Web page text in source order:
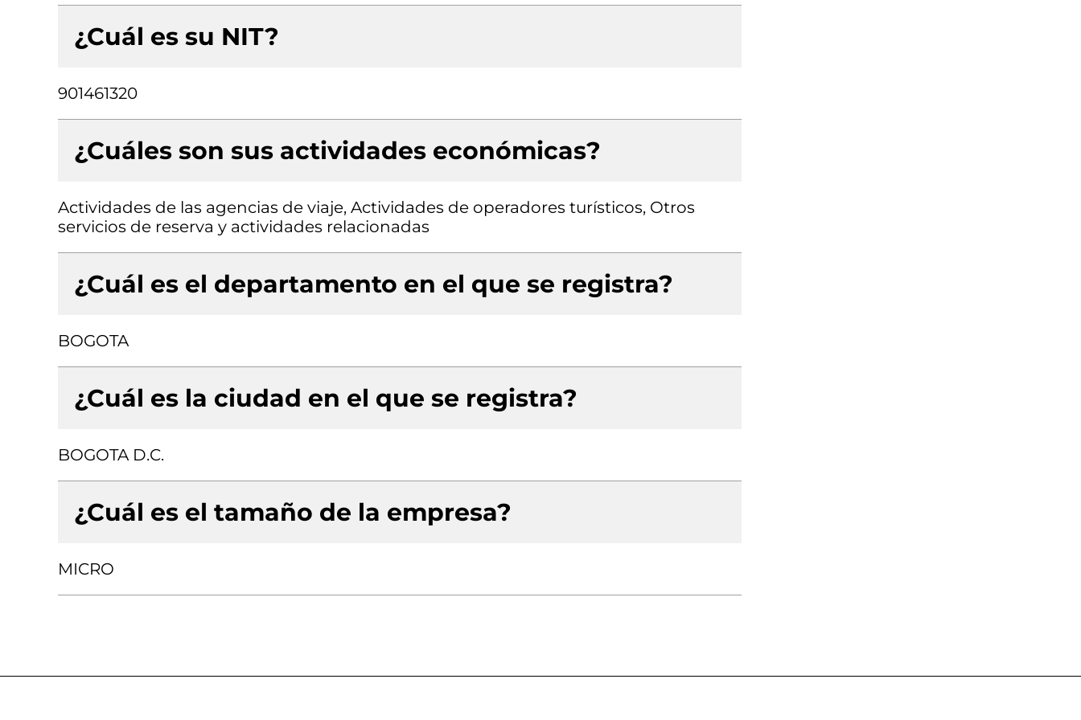
¿Cuál es su NIT?
901461320
¿Cuáles son sus actividades económicas?
Actividades de las agencias de viaje, Actividades de operadores turísticos, Otros
servicios de reserva y actividades relacionadas
¿Cuál es el departamento en el que se registra?
BOGOTA
¿Cuál es la ciudad en el que se registra?
BOGOTA D.C.
¿Cuál es el tamaño de la empresa?
MICRO